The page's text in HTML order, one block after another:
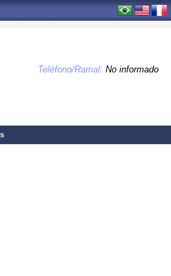
Teléfono/Ramal: No informado